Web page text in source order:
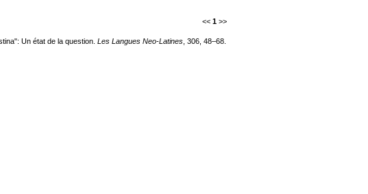
<< 1 >>
Un état de la question. Les Langues Neo-Latines, 306, 48–68.